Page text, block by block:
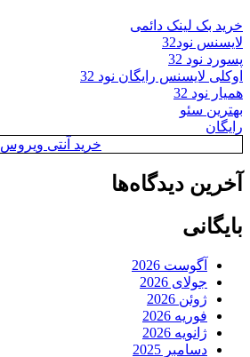
خرید بک لینک دائمی
لایسنس نود32
پسورد نود 32
اوکلی لایسنس رایگان نود 32
همیار نود 32
بهترین سئو
رایگان
خرید آنتی ویروس
آخرین دیدگاه‌ها
بایگانی
آگوست 2026
جولای 2026
ژوئن 2026
فوریه 2026
ژانویه 2026
دسامبر 2025